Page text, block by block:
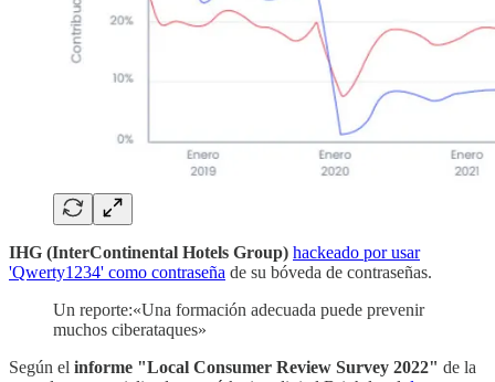
IHG (InterContinental Hotels Group) hackeado por usar
'Qwerty1234' como contraseña de su bóveda de contraseñas.
Un reporte:«Una formación adecuada puede prevenir
muchos ciberataques»
Según el informe "Local Consumer Review Survey 2022" de la